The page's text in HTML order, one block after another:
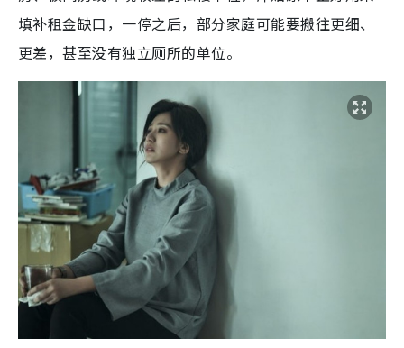
填补租金缺口，一停之后，部分家庭可能要搬往更细、
更差，甚至没有独立厕所的单位。